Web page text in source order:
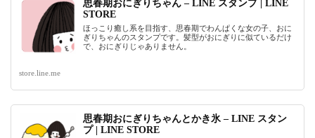
思春期おにぎりちゃん – LINE スタンプ | LINE
STORE
ほっこり癒し系を目指す、思春期でわんぱくな女の子、おに
ぎりちゃんのスタンプです。髪型がおにぎりに似ているだけ
で、おにぎりじゃありません。
store.line.me
思春期おにぎりちゃんとかき氷 – LINE スタン
プ | LINE STORE